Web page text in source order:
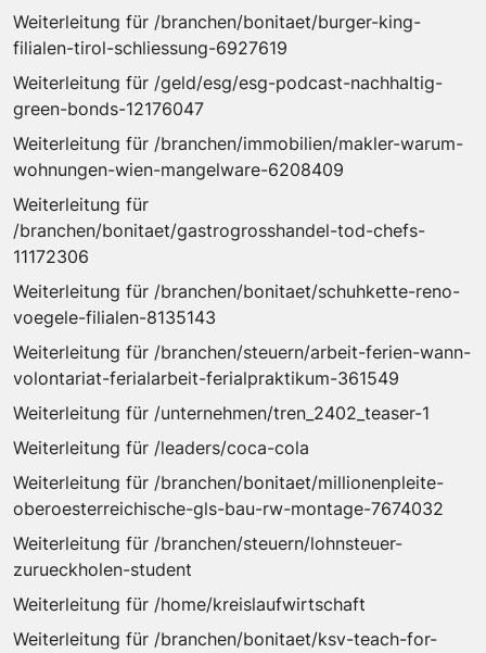
Weiterleitung für /branchen/bonitaet/burger-king-
filialen-tirol-schliessung-6927619
Weiterleitung für /geld/esg/esg-podcast-nachhaltig-
green-bonds-12176047
Weiterleitung für /branchen/immobilien/makler-warum-
wohnungen-wien-mangelware-6208409
Weiterleitung für
/branchen/bonitaet/gastrogrosshandel-tod-chefs-
11172306
Weiterleitung für /branchen/bonitaet/schuhkette-reno-
voegele-filialen-8135143
Weiterleitung für /branchen/steuern/arbeit-ferien-wann-
volontariat-ferialarbeit-ferialpraktikum-361549
Weiterleitung für /unternehmen/tren_2402_teaser-1
Weiterleitung für /leaders/coca-cola
Weiterleitung für /branchen/bonitaet/millionenpleite-
oberoesterreichische-gls-bau-rw-montage-7674032
Weiterleitung für /branchen/steuern/lohnsteuer-
zurueckholen-student
Weiterleitung für /home/kreislaufwirtschaft
Weiterleitung für /branchen/bonitaet/ksv-teach-for-